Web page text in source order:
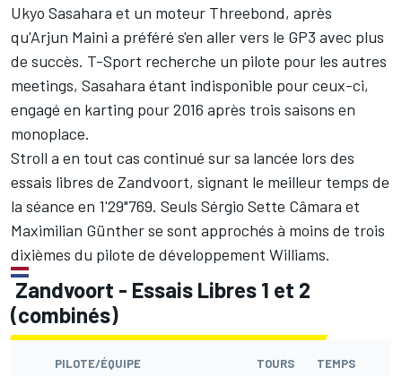
Ukyo Sasahara et un moteur Threebond, après
qu'Arjun Maini a préféré s'en aller vers le GP3 avec plus
de succès. T-Sport recherche un pilote pour les autres
meetings, Sasahara étant indisponible pour ceux-ci,
engagé en karting pour 2016 après trois saisons en
monoplace.
Stroll a en tout cas continué sur sa lancée lors des
essais libres de Zandvoort, signant le meilleur temps de
la séance en 1'29"769. Seuls Sérgio Sette Câmara et
Maximilian Günther se sont approchés à moins de trois
dixièmes du pilote de développement Williams.
Zandvoort - Essais Libres 1 et 2
(combinés)
PILOTE/ÉQUIPE TOURS TEMPS